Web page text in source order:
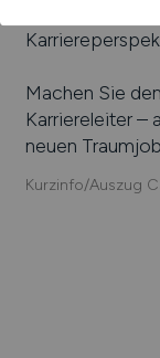
Machen Sie
Karriereleiter –
neuen
Kurzinfo/Auszug